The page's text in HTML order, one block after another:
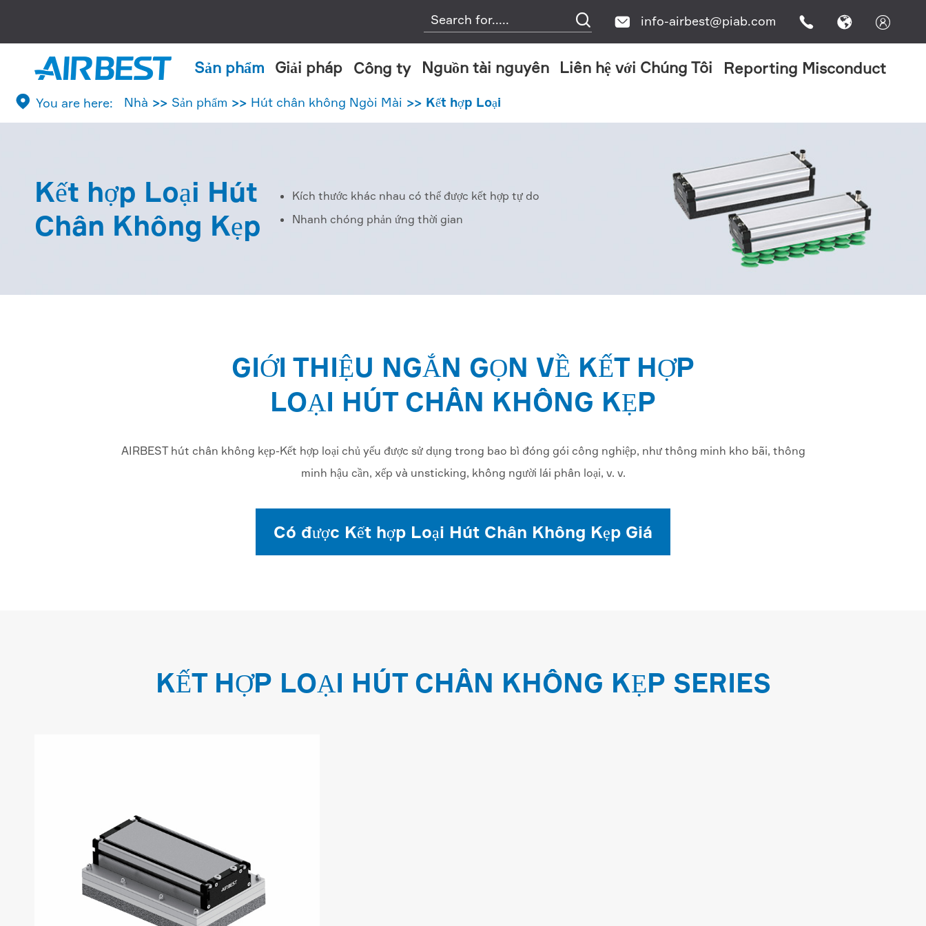
  info-airbest@piab.com   
Sản phẩm Giải pháp Công ty Nguồn tài nguyên Liên hệ với Chúng Tôi Reporting Misconduct
 Nhà Sản phẩm Hút chân không Ngòi Mài Kết hợp Loại
Kết hợp Loại Hút
Chân Không Kẹp
Kích thước khác nhau có thể được kết hợp tự do
Nhanh chóng phản ứng thời gian
GIỚI THIỆU NGẮN GỌN VỀ KẾT HỢP
LOẠI HÚT CHÂN KHÔNG KẸP
AIRBEST hút chân không kẹp-Kết hợp loại chủ yếu được sử dụng trong bao bì đóng gói công nghiệp, như thông minh kho bãi, thông
minh hậu cần, xếp và unsticking, không người lái phân loại, v. v.
Có được Kết hợp Loại Hút Chân Không Kẹp Giá
KẾT HỢP LOẠI HÚT CHÂN KHÔNG KẸP SERIES